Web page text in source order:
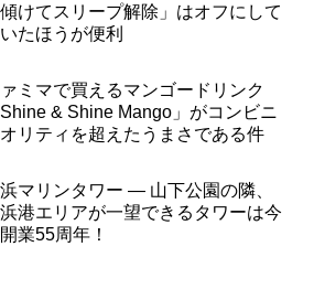
けてスリープ解除」はオフにして
たほうが便利
ミマで買えるマンゴードリンク
Shine & Shine Mango」がコンビニ
リティを超えたうまさである件
マリンタワー ― 山下公園の隣、
港エリアが一望できるタワーは今
業55周年！